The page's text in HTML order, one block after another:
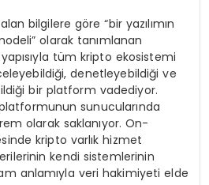
bilgilere göre “bir yazılımın
olarak tanımlanan
yapısıyla tüm kripto ekosistemi
denetleyebildiği ve
bir platform vadediyor.
sunucularında
olarak saklanıyor. On-
kripto varlık hizmet
kendi sistemlerinin
anlamıyla veri hakimiyeti elde